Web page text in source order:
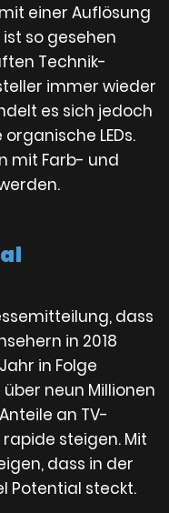
einer Auflösung
so gesehen
Technik-
immer wieder
es sich jedoch
LEDs.
mit Farb- und
dass
in 2018
in Folge
neun Millionen
an TV-
steigen. Mit
dass in der
Potential steckt.